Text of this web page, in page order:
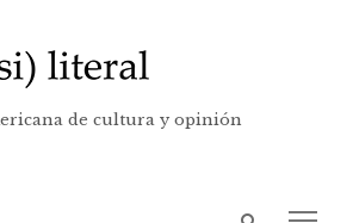
de cultura y opinión
Abrir